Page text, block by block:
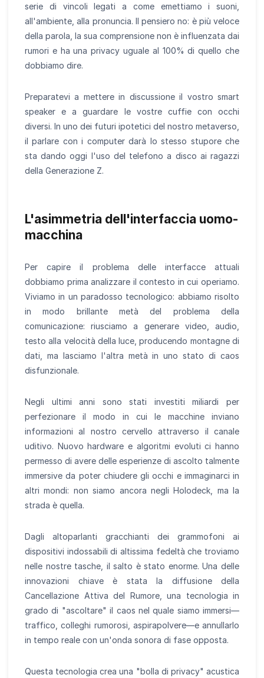
serie di vincoli legati a come emettiamo i suoni,
all'ambiente, alla pronuncia. Il pensiero no: è più veloce
della parola, la sua comprensione non è influenzata dai
rumori e ha una privacy uguale al 100% di quello che
dobbiamo dire.
Preparatevi a mettere in discussione il vostro smart
speaker e a guardare le vostre cuffie con occhi
diversi. In uno dei futuri ipotetici del nostro metaverso,
il parlare con i computer darà lo stesso stupore che
sta dando oggi l'uso del telefono a disco ai ragazzi
della Generazione Z.
L'asimmetria dell'interfaccia uomo-
macchina
Per capire il problema delle interfacce attuali
dobbiamo prima analizzare il contesto in cui operiamo.
Viviamo in un paradosso tecnologico: abbiamo risolto
in modo brillante metà del problema della
comunicazione: riusciamo a generare video, audio,
testo alla velocità della luce, producendo montagne di
dati, ma lasciamo l'altra metà in uno stato di caos
disfunzionale.
Negli ultimi anni sono stati investiti miliardi per
perfezionare il modo in cui le macchine inviano
informazioni al nostro cervello attraverso il canale
uditivo. Nuovo hardware e algoritmi evoluti ci hanno
permesso di avere delle esperienze di ascolto talmente
immersive da poter chiudere gli occhi e immaginarci in
altri mondi: non siamo ancora negli Holodeck, ma la
strada è quella.
Dagli altoparlanti gracchianti dei grammofoni ai
dispositivi indossabili di altissima fedeltà che troviamo
nelle nostre tasche, il salto è stato enorme. Una delle
innovazioni chiave è stata la diffusione della
Cancellazione Attiva del Rumore, una tecnologia in
grado di "ascoltare" il caos nel quale siamo immersi—
traffico, colleghi rumorosi, aspirapolvere—e annullarlo
in tempo reale con un'onda sonora di fase opposta.
Questa tecnologia crea una "bolla di privacy" acustica